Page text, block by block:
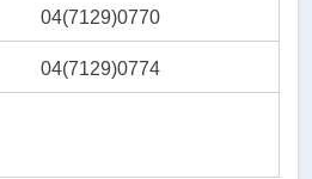
04(7129)0770
04(7129)0774